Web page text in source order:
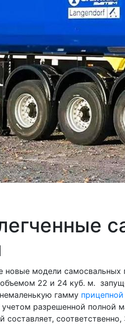
модели самосвальных
22 и 24 куб. м.
гамму
разрешенной полной
соответственно,